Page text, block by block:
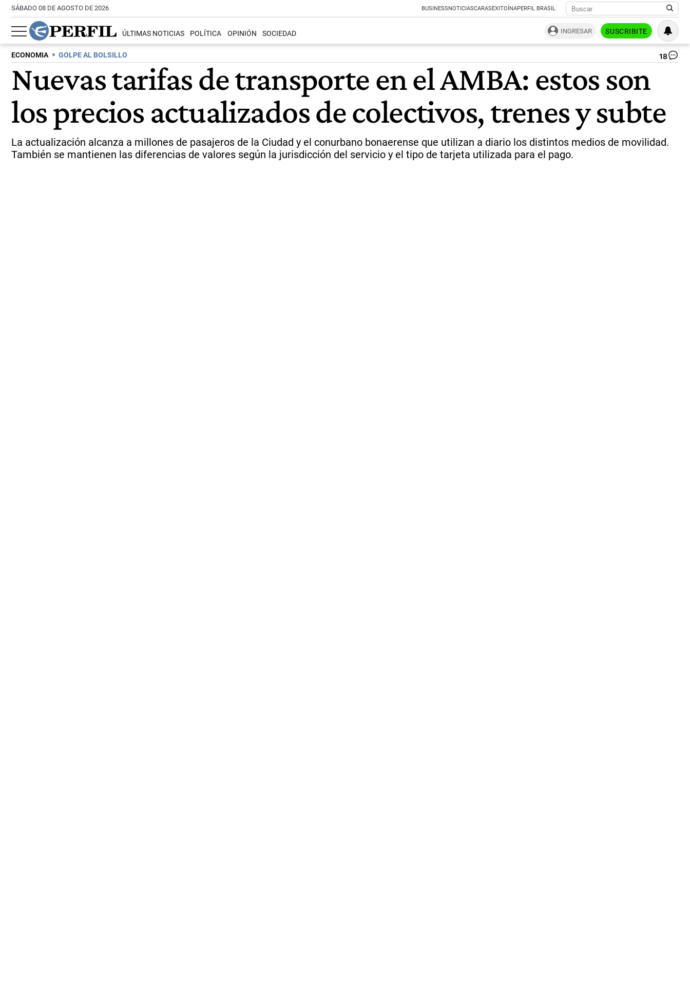
SÁBADO 08 DE AGOSTO DE 2026 BUSINESSNOTICIASCARASEXITOÍNAPERFIL BRASIL
ÚLTIMAS NOTICIAS POLÍTICA OPINIÓN SOCIEDAD INGRESAR SUSCRIBITE
ECONOMIA GOLPE AL BOLSILLO 18
Nuevas tarifas de transporte en el AMBA: estos son
los precios actualizados de colectivos, trenes y subte
La actualización alcanza a millones de pasajeros de la Ciudad y el conurbano bonaerense que utilizan a diario los distintos medios de movilidad.
También se mantienen las diferencias de valores según la jurisdicción del servicio y el tipo de tarjeta utilizada para el pago.